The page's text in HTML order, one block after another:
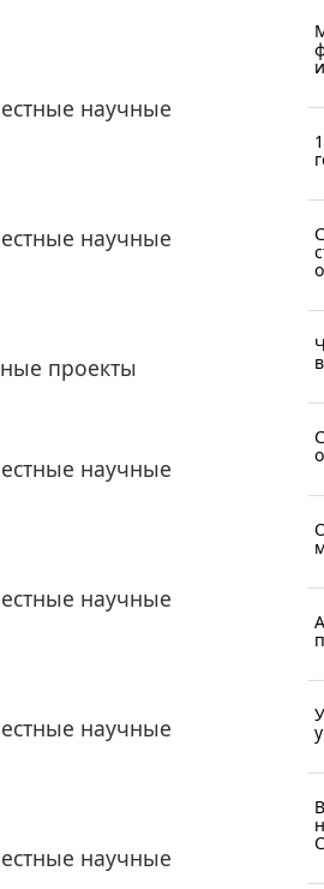
научные
научные
проекты
научные
научные
научные
научные